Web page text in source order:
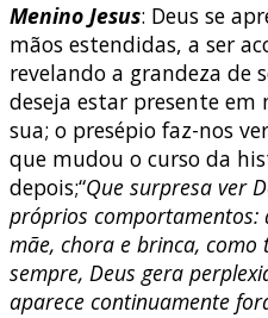
Menino Jesus: Deus se
mãos estendidas, a ser
revelando a grandeza de
deseja estar presente em
sua; o presépio faz-nos
que mudou o curso da
depois;“Que surpresa ver
próprios
mãe, chora e brinca, como
sempre, Deus gera
aparece continuamente